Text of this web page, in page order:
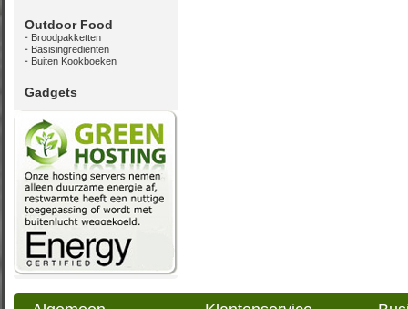
Outdoor Food
Broodpakketten
Basisingrediënten
Buiten Kookboeken
Gadgets